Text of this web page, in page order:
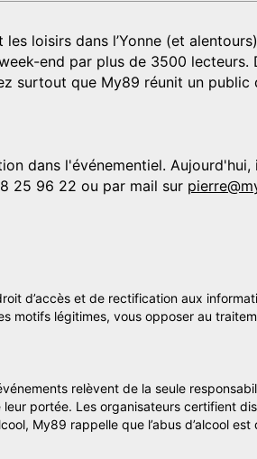
loisirs dans l’Yonne (et
end par plus de 3500 lecteurs.
surtout que My89 réunit un public
dans l'événementiel.
25 96 22 ou par mail sur
d’accès et de rectification aux
motifs légitimes, vous opposer au
relèvent de la seule
portée. Les organisateurs certifient
My89 rappelle que l’abus d’alcool est